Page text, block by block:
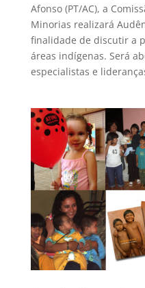
Afonso (PT/AC), a
Minorias realizará
finalidade de discutir a
áreas indígenas. Será
especialistas e